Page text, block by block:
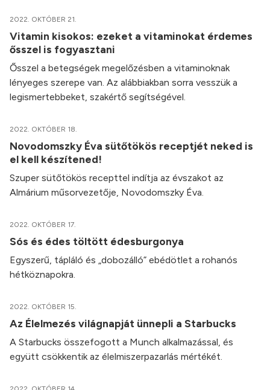
2022. OKTÓBER 21.
Vitamin kisokos: ezeket a vitaminokat érdemes
ősszel is fogyasztani
Ősszel a betegségek megelőzésben a vitaminoknak
lényeges szerepe van. Az alábbiakban sorra vesszük a
legismertebbeket, szakértő segítségével.
2022. OKTÓBER 18.
Novodomszky Éva sütőtökös receptjét neked is
el kell készítened!
Szuper sütőtökös recepttel indítja az évszakot az
Almárium műsorvezetője, Novodomszky Éva.
2022. OKTÓBER 17.
Sós és édes töltött édesburgonya
Egyszerű, tápláló és „dobozálló” ebédötlet a rohanós
hétköznapokra.
2022. OKTÓBER 15.
Az Élelmezés világnapját ünnepli a Starbucks
A Starbucks összefogott a Munch alkalmazással, és
együtt csökkentik az élelmiszerpazarlás mértékét.